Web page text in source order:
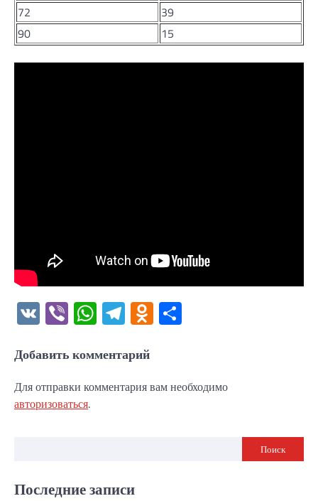
72
39
90
15
VK ViberWhatsApp
Telegram
Odnoklassniki
Добавить комментарий
Для отправки комментария вам необходимо
авторизоваться.
Поиск
Последние записи